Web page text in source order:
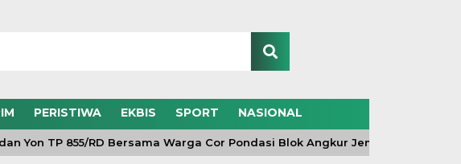
PERISTIWA EKBIS SPORT NASIONAL
TP 855/RD Bersama Warga Cor Pondasi Blok Angkur Jembatan Gantung di